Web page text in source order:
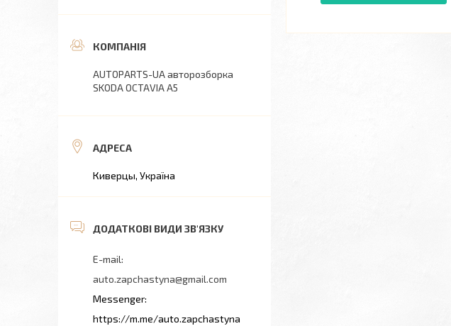
AUTOPARTS-UA авторозборка
SKODA OCTAVIA A5
Киверцы, Україна
auto.zapchastyna@gmail.com
https://m.me/auto.zapchastyna